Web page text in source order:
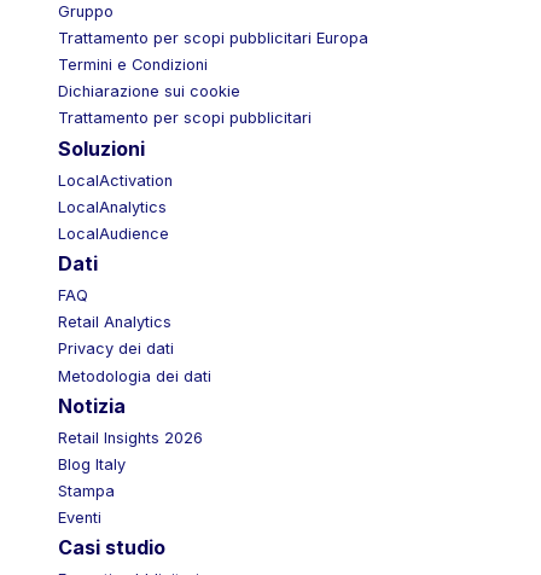
Gruppo
Trattamento per scopi pubblicitari Europa
Termini e Condizioni
Dichiarazione sui cookie
Trattamento per scopi pubblicitari
Soluzioni
LocalActivation
LocalAnalytics
LocalAudience
Dati
FAQ
Retail Analytics
Privacy dei dati
Metodologia dei dati
Notizia
Retail Insights 2026
Blog Italy
Stampa
Eventi
Casi studio